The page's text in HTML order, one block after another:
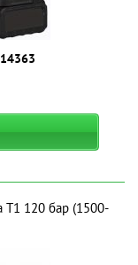
T1 120 бар (1500-